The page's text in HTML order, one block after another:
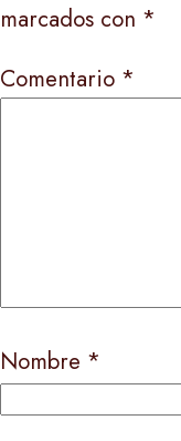
marcados con *
Comentario *
Nombre *